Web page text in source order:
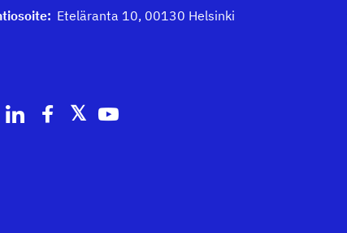
Eteläranta 10, 00130 Helsinki